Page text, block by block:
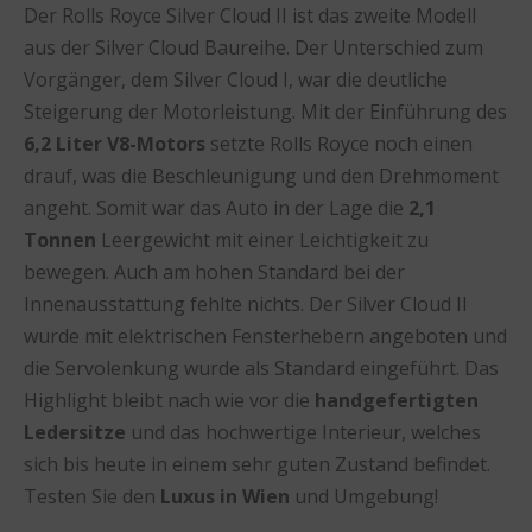
Der Rolls Royce Silver Cloud II ist das zweite Modell
aus der Silver Cloud Baureihe. Der Unterschied zum
Vorgänger, dem Silver Cloud I, war die deutliche
Steigerung der Motorleistung. Mit der Einführung des
6,2 Liter V8-Motors setzte Rolls Royce noch einen
drauf, was die Beschleunigung und den Drehmoment
angeht. Somit war das Auto in der Lage die 2,1
Tonnen Leergewicht mit einer Leichtigkeit zu
bewegen. Auch am hohen Standard bei der
Innenausstattung fehlte nichts. Der Silver Cloud II
wurde mit elektrischen Fensterhebern angeboten und
die Servolenkung wurde als Standard eingeführt. Das
Highlight bleibt nach wie vor die handgefertigten
Ledersitze und das hochwertige Interieur, welches
sich bis heute in einem sehr guten Zustand befindet.
Testen Sie den Luxus in Wien und Umgebung!